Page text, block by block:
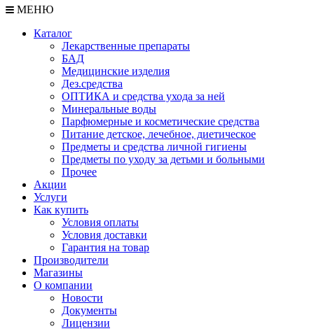
МЕНЮ
Каталог
Лекарственные препараты
БАД
Медицинские изделия
Дез.средства
ОПТИКА и средства ухода за ней
Минеральные воды
Парфюмерные и косметические средства
Питание детское, лечебное, диетическое
Предметы и средства личной гигиены
Предметы по уходу за детьми и больными
Прочее
Акции
Услуги
Как купить
Условия оплаты
Условия доставки
Гарантия на товар
Производители
Магазины
О компании
Новости
Документы
Лицензии